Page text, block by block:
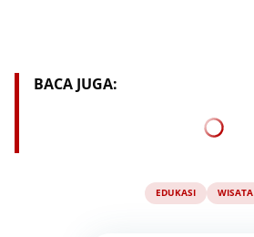
BACA JUGA:
EDUKASI WISATA